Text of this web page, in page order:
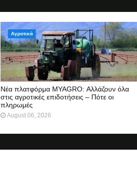
Αγροτικά
Νέα πλατφόρμα MYAGRO: Αλλάζουν όλα
στις αγροτικές επιδοτήσεις – Πότε οι
πληρωμές
August 06, 2026